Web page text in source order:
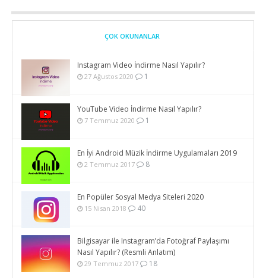
ÇOK OKUNANLAR
Instagram Video İndirme Nasıl Yapılır?
27 Ağustos 2020 1
YouTube Video İndirme Nasıl Yapılır?
7 Temmuz 2020 1
En İyi Android Müzik İndirme Uygulamaları 2019
2 Temmuz 2017 8
En Popüler Sosyal Medya Siteleri 2020
15 Nisan 2018 40
Bilgisayar ile Instagram’da Fotoğraf Paylaşımı
Nasıl Yapılır? (Resmli Anlatım)
29 Temmuz 2017 18